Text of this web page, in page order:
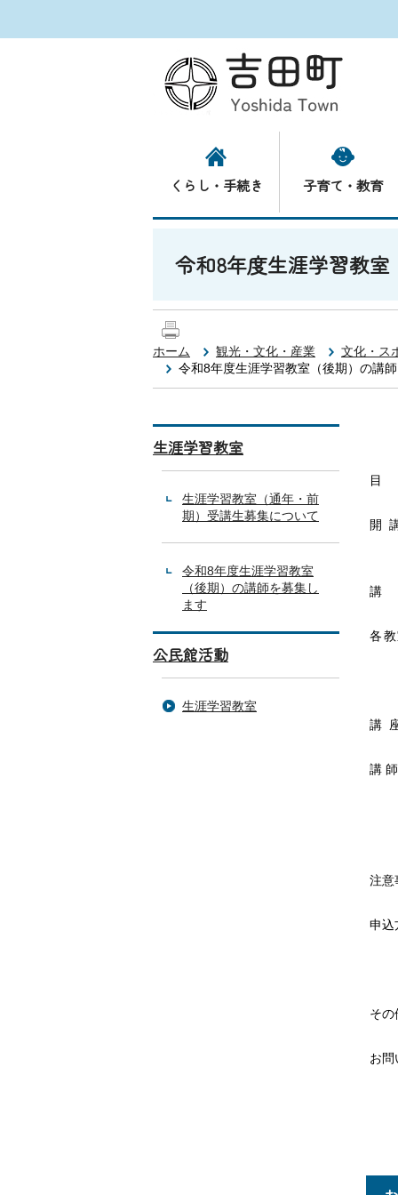
くらし・手続き 子育て・教育
令和8年度生涯学習教
ホーム 観光・文化・産業 文化・ス
令和8年度生涯学習教室（後期）の講
生涯学習教室
生涯学習教室（通年・前
期）受講生募集について
令和8年度生涯学習教室
（後期）の講師を募集し
ます
公民館活動
生涯学習教室
目
開
講
各
講
講
注
申
そ
お
所
電